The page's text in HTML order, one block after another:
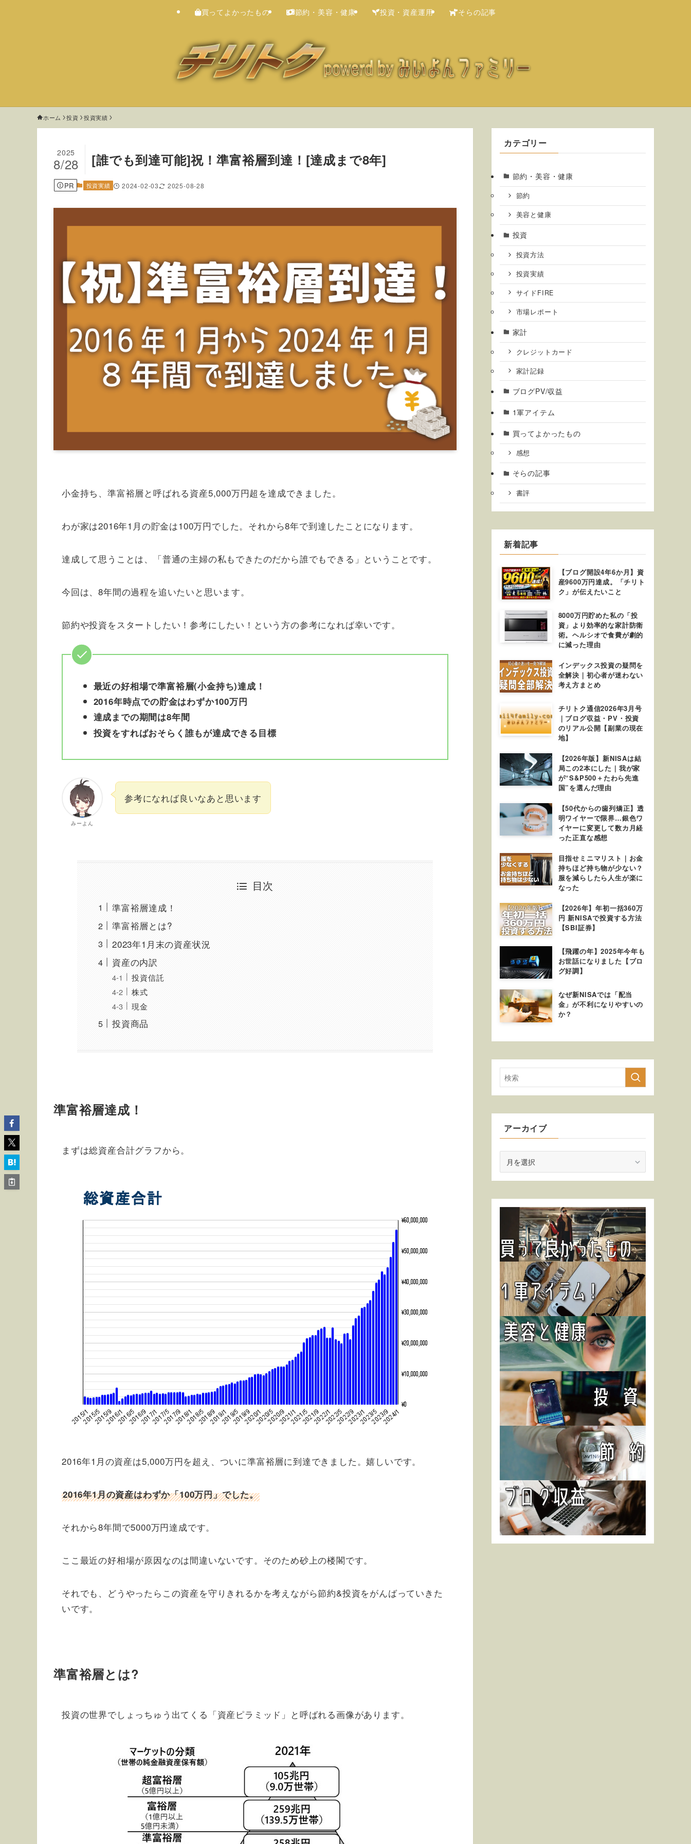
買ってよかったもの 節約・美容・健康 投資・資産運用 そらの記事
ホーム 投資 投資実績
[誰でも到達可能]祝！準富裕層到達！[達成まで8年]
2025
8/28
PR 投資実績 2024-02-03 2025-08-28
小金持ち、準富裕層と呼ばれる資産5,000万円超を達成できました。
わが家は2016年1月の貯金は100万円でした。それから8年で到達したことになります。
達成して思うことは、「普通の主婦の私もできたのだから誰でもできる」ということです。
今回は、8年間の過程を追いたいと思います。
節約や投資をスタートしたい！参考にしたい！という方の参考になれば幸いです。
最近の好相場で準富裕層(小金持ち)達成！
2016年時点での貯金はわずか100万円
達成までの期間は8年間
投資をすればおそらく誰もが達成できる目標
みーよん
参考になれば良いなあと思います
目次
準富裕層達成！
準富裕層とは?
2023年1月末の資産状況
資産の内訳
投資信託
株式
現金
投資商品
準富裕層達成！
まずは総資産合計グラフから。
2016年1月の資産は5,000万円を超え、ついに準富裕層に到達できました。嬉しいです。
2016年1月の資産はわずか「100万円」でした。
それから8年間で5000万円達成です。
ここ最近の好相場が原因なのは間違いないです。そのため砂上の楼閣です。
それでも、どうやったらこの資産を守りきれるかを考えながら節約&投資をがんばっていきた
いです。
準富裕層とは?
投資の世界でしょっちゅう出てくる「資産ピラミッド」と呼ばれる画像があります。
カテゴリー
節約・美容・健康
節約
美容と健康
投資
投資方法
投資実績
サイドFIRE
市場レポート
家計
クレジットカード
家計記録
ブログPV/収益
1軍アイテム
買ってよかったもの
感想
そらの記事
書評
新着記事
【ブログ開設4年6か月】資
産9600万円達成。「チリト
ク」が伝えたいこと
8000万円貯めた私の「投
資」より効率的な家計防衛
術。ヘルシオで食費が劇的
に減った理由
インデックス投資の疑問を
全解決｜初心者が迷わない
考え方まとめ
チリトク通信2026年3月号
｜ブログ収益・PV・投資
のリアル公開【副業の現在
地】
【2026年版】新NISAは結
局この2本にした｜我が家
が“S&P500＋たわら先進
国”を選んだ理由
【50代からの歯列矯正】透
明ワイヤーで限界…銀色ワ
イヤーに変更して数カ月経
った正直な感想
目指せミニマリスト｜お金
持ちほど持ち物が少ない？
服を減らしたら人生が楽に
なった
【2026年】年初一括360万
円 新NISAで投資する方法
【SBI証券】
【飛躍の年】2025年今年も
お世話になりました【ブロ
グ好調】
なぜ新NISAでは「配当
金」が不利になりやすいの
か？
アーカイブ
カ
ブ